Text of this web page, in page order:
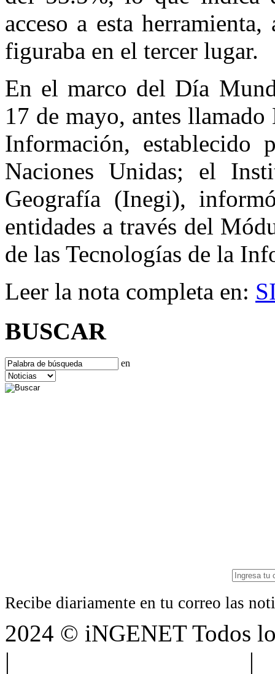
acceso a esta
figuraba en el tercer lugar.
En el marco del Día
17 de mayo, antes
Información, establecido
Naciones Unidas; el
Geografía (Inegi),
entidades a través del
de las Tecnologías de la
Leer la nota completa en:
BUSCAR
en
Recibe diariamente en tu correo las
2024 © iNGENET Todos
|
|